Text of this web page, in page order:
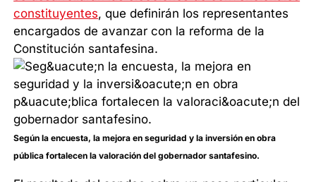
constituyentes, que definirán los representantes
encargados de avanzar con la reforma de la
Constitución santafesina.
Según la encuesta, la mejora en seguridad y la inversión en obra
pública fortalecen la valoración del gobernador santafesino.